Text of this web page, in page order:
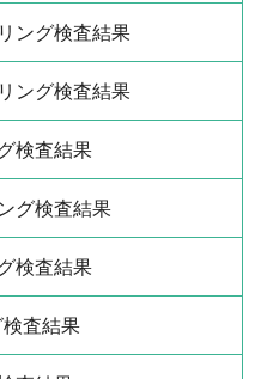
ング検査結果
ング検査結果
検査結果
グ検査結果
検査結果
査結果